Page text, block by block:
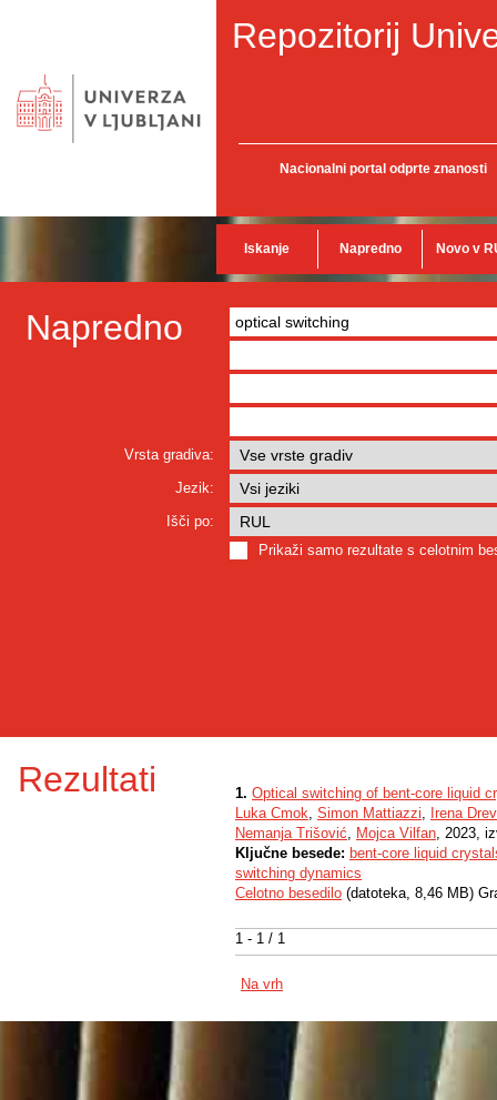
Repozitorij
Nacionalni portal odprte znanosti
Iskanje Napredno Novo v
Napredno
Vrsta gradiva:
Jezik:
Išči po:
Prikaži samo rezultate s celotnim
Rezultati
1 - 1 / 1
1. Optical switching of bent-core liquid
Luka Cmok, Simon Mattiazzi, Irena
Nemanja Trišović, Mojca Vilfan, 2023,
Ključne besede: bent-core liquid
switching dynamics
Celotno besedilo (datoteka, 8,46 MB)
Na vrh